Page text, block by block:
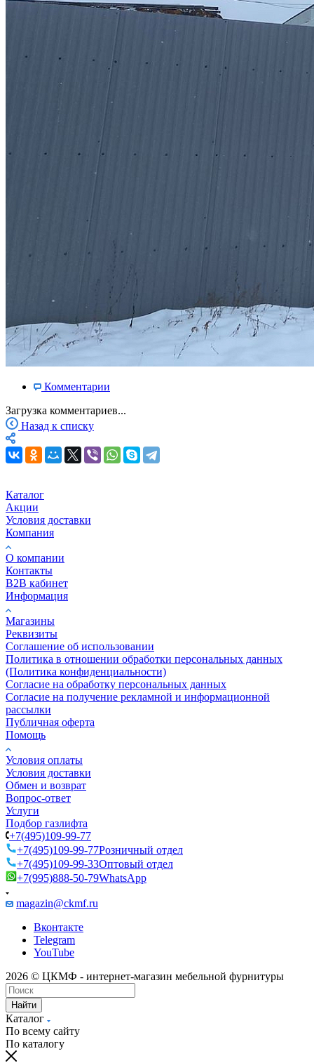
Комментарии
Загрузка комментариев...
Назад к списку
Каталог
Акции
Условия доставки
Компания
О компании
Контакты
B2B кабинет
Информация
Магазины
Реквизиты
Соглашение об использовании
Политика в отношении обработки персональных данных
(Политика конфиденциальности)
Согласие на обработку персональных данных
Согласие на получение рекламной и информационной
рассылки
Публичная оферта
Помощь
Условия оплаты
Условия доставки
Обмен и возврат
Вопрос-ответ
Услуги
Подбор газлифта
+7(495)109-99-77
+7(495)109-99-77Розничный отдел
+7(495)109-99-33Оптовый отдел
+7(995)888-50-79WhatsApp
magazin@ckmf.ru
Вконтакте
Telegram
YouTube
2026 © ЦКМФ - интернет-магазин мебельной фурнитуры
Найти
Каталог
По всему сайту
По каталогу